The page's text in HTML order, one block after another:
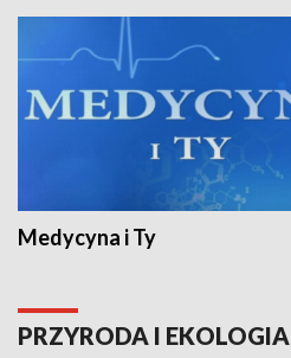
Medycyna i Ty
PRZYRODA I EKOLOGIA